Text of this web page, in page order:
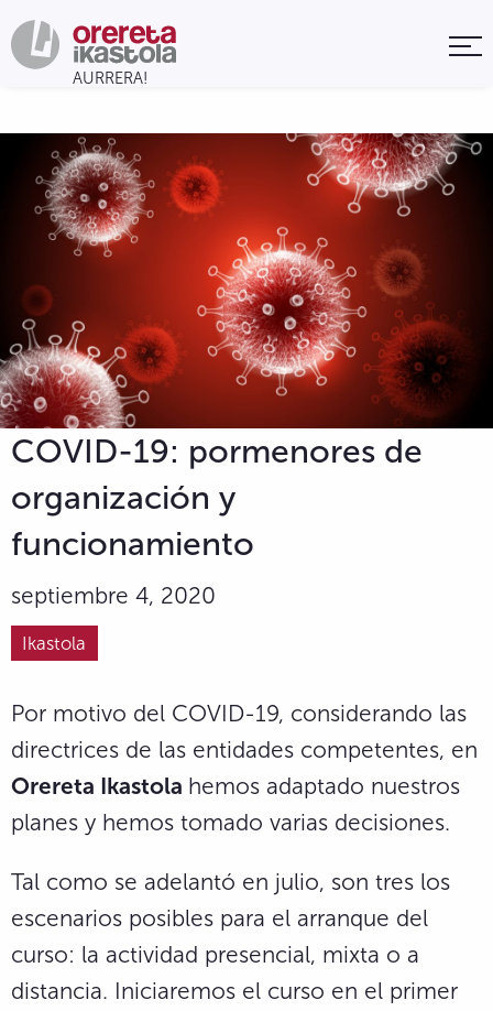
COVID-19: pormenores de
organización y
funcionamiento
septiembre 4, 2020
Ikastola
Por motivo del COVID-19, considerando las
directrices de las entidades competentes, en
Orereta Ikastola hemos adaptado nuestros
planes y hemos tomado varias decisiones.
Tal como se adelantó en julio, son tres los
escenarios posibles para el arranque del
curso: la actividad presencial, mixta o a
distancia. Iniciaremos el curso en el primer